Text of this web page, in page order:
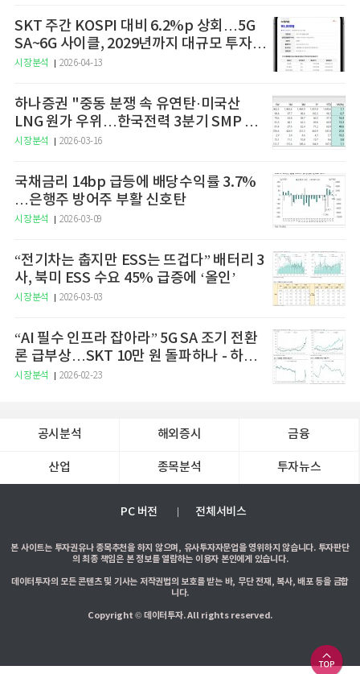
SKT 주간 KOSPI 대비 6.2%p 상회…5G
SA~6G 사이클, 2029년까지 대규모 투자
예고
시장분석 2026-04-13
하나증권 "중동 분쟁 속 유연탄·미국산
LNG 원가 우위…한국전력 3분기 SMP 상
승 전망"
시장분석 2026-03-16
국채금리 14bp 급등에 배당수익률 3.7%
…은행주 방어주 부활 신호탄
시장분석 2026-03-09
“전기차는 춥지만 ESS는 뜨겁다” 배터리 3
사, 북미 ESS 수요 45% 급증에 ‘올인’
시장분석 2026-03-03
“AI 필수 인프라 잡아라” 5G SA 조기 전환
론 급부상…SKT 10만 원 돌파하나 - 하나
증권
시장분석 2026-02-23
공시분석 해외증시 금융
산업 종목분석 투자뉴스
PC 버전 전체서비스
본 사이트는 투자권유나 종목추천을 하지 않으며, 유사투자자문업을 영위하지 않습니다. 투자판단
의 최종 책임은 본 정보를 열람하는 이용자 본인에게 있습니다.
데이터투자의 모든 콘텐츠 및 기사는 저작권법의 보호를 받는 바, 무단 전재, 복사, 배포 등을 금합
니다.
Copyright © 데이터투자. All rights reserved.